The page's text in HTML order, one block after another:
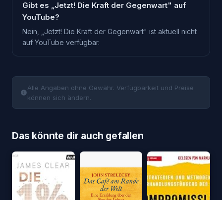
Gibt es „Jetzt! Die Kraft der Gegenwart" auf
YouTube?
Nein, „Jetzt! Die Kraft der Gegenwart" ist aktuell nicht
auf YouTube verfügbar.
Alle Angaben ohne Gewähr. Verfügbarkeit und Preise
können sich ändern.
Das könnte dir auch gefallen